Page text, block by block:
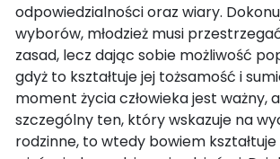
odpowiedzialności oraz wiary.
wyborów, młodzież musi
zasad, lecz dając sobie możliwość
gdyż to kształtuje jej tożsamość i
moment życia człowieka jest ważny,
szczególny ten, który wskazuje na
rodzinne, to wtedy bowiem